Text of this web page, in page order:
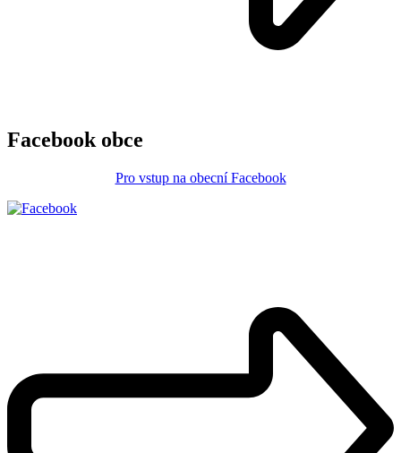
Facebook obce
Pro vstup na obecní Facebook